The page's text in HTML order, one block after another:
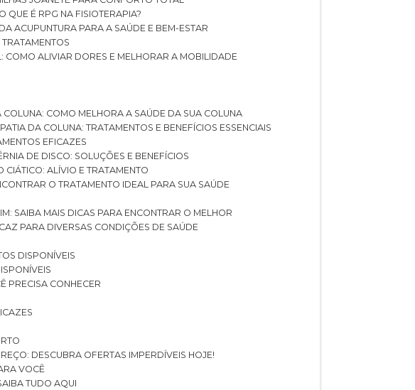
O QUE É RPG NA FISIOTERAPIA?
DA ACUPUNTURA PARA A SAÚDE E BEM-ESTAR
TRATAMENTOS
COMO ALIVIAR DORES E MELHORAR A MOBILIDADE
COLUNA: COMO MELHORA A SAÚDE DA SUA COLUNA
DA COLUNA: TRATAMENTOS E BENEFÍCIOS ESSENCIAIS
EFICAZES
DE DISCO: SOLUÇÕES E BENEFÍCIOS
CIÁTICO: ALÍVIO E TRATAMENTO
O TRATAMENTO IDEAL PARA SUA SAÚDE
SAIBA MAIS DICAS PARA ENCONTRAR O MELHOR
PARA DIVERSAS CONDIÇÕES DE SAÚDE
DISPONÍVEIS
PRECISA CONHECER
DESCUBRA OFERTAS IMPERDÍVEIS HOJE!
VOCÊ
TUDO AQUI